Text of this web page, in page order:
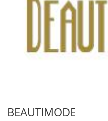
BEAUTIMODE